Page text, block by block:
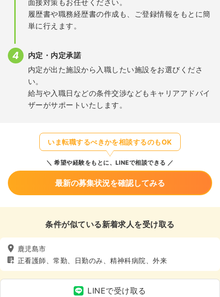
面接対策もお任せください。
履歴書や職務経歴書の作成も、ご登録情報をもとに簡
単に行えます。
内定・内定承諾
内定が出た施設から入職したい施設をお選びくださ
い。
給与や入職日などの条件交渉などもキャリアアドバイ
ザーがサポートいたします。
いま転職するべきかを相談するのもOK
希望や経験をもとに、LINEで相談できる
最新の募集状況を確認してみる
条件が似ている新着求人を受け取る
鹿児島市
正看護師、常勤、日勤のみ、精神科病院、外来
LINEで受け取る